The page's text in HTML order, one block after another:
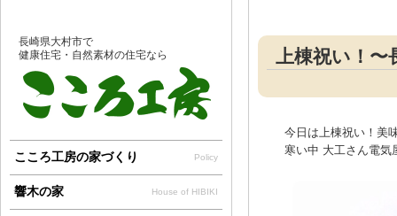
上棟祝い！〜
今日は上棟祝い！美
寒い中 大工さん電気
長崎県大村市で
健康住宅・自然素材の住宅なら
こころ工房の家づくり Policy
響木の家 House of HIBIKI